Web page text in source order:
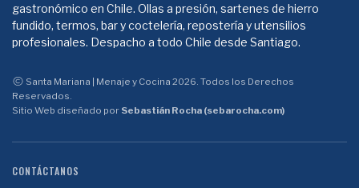
gastronómico en Chile. Ollas a presión, sartenes de hierro
fundido, termos, bar y coctelería, repostería y utensilios
profesionales. Despacho a todo Chile desde Santiago.
Santa Mariana | Menaje y Cocina 2026. Todos los Derechos
Reservados.
Sitio Web diseñado por Sebastián Rocha (sebarocha.com)
CONTÁCTANOS